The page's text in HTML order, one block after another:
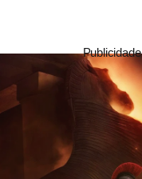
Publicidade